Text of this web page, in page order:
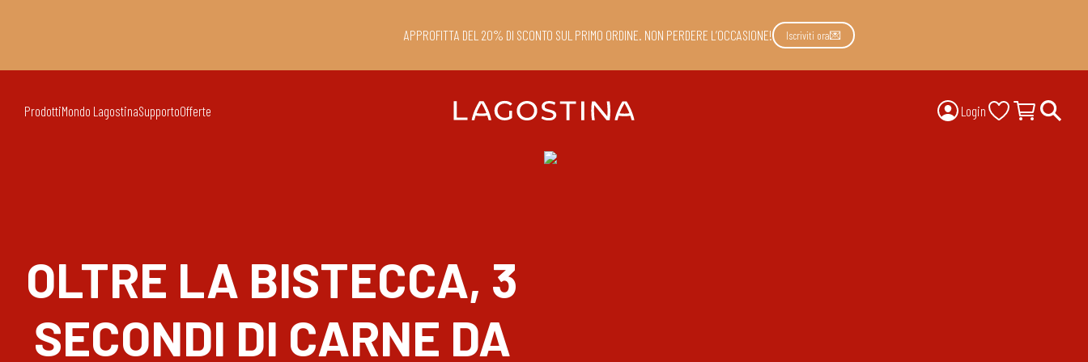
APPROFITTA DEL 20% DI SCONTO SUL PRIMO ORDINE. NON PERDERE L’OCCASIONE! Iscriviti ora💌
ProdottiMondo LagostinaSupportoOfferte Login
OLTRE LA BISTECCA, 3
SECONDI DI CARNE DA